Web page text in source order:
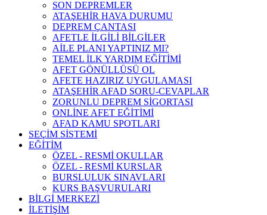
SON DEPREMLER
ATAŞEHİR HAVA DURUMU
DEPREM ÇANTASI
AFETLE İLGİLİ BİLGİLER
AİLE PLANI YAPTINIZ MI?
TEMEL İLK YARDIM EĞİTİMİ
AFET GÖNÜLLÜSÜ OL
AFETE HAZIRIZ UYGULAMASI
ATAŞEHİR AFAD SORU-CEVAPLAR
ZORUNLU DEPREM SİGORTASI
ONLİNE AFET EĞİTİMİ
AFAD KAMU SPOTLARI
SEÇİM SİSTEMİ
EĞİTİM
ÖZEL - RESMİ OKULLAR
ÖZEL - RESMİ KURSLAR
BURSLULUK SINAVLARI
KURS BAŞVURULARI
BİLGİ MERKEZİ
İLETİŞİM